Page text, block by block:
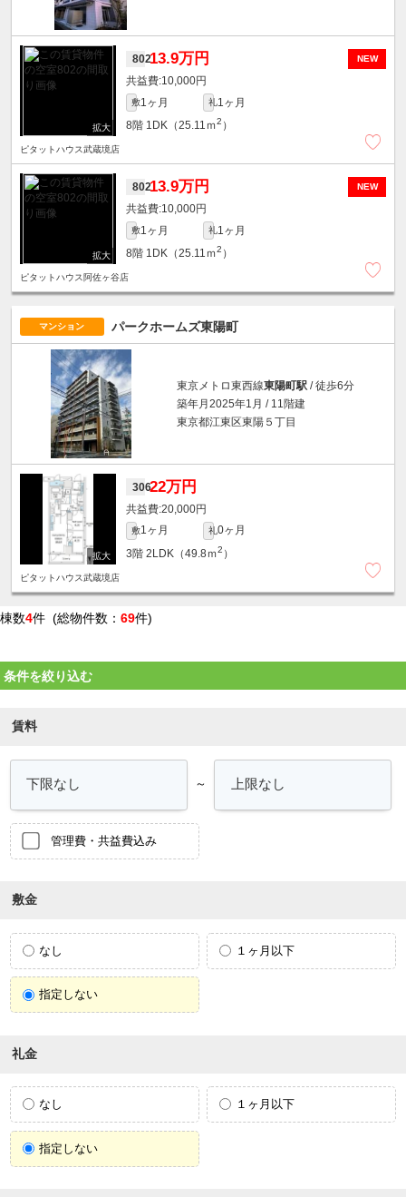
NEW
80213.9万円
10,000円
敷1ヶ月 礼1ヶ月
8階 1DK（25.11ｍ2 ）
ピタットハウス武蔵境店
NEW
80213.9万円
10,000円
敷1ヶ月 礼1ヶ月
8階 1DK（25.11ｍ2 ）
ピタットハウス阿佐ヶ谷店
マンション パークホームズ東陽町
東京メトロ東西線東陽町駅 / 徒歩6分
築年月2025年1月 / 11階建
東京都江東区東陽５丁目
30622万円
20,000円
敷1ヶ月 礼0ヶ月
3階 2LDK（49.8ｍ2 ）
ピタットハウス武蔵境店
棟数4件 (総物件数： 69件)
条件を絞り込む
賃料
～
管理費・共益費込み
敷金
なし １ヶ月以下
指定しない
礼金
なし １ヶ月以下
指定しない